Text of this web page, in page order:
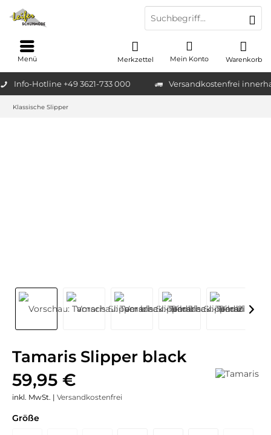
Info-Hotline +49 3621-733 000 Versandkostenfrei
Warenkorb
Merkzettel Mein Konto
Menü
Klassische Slipper
Tamaris Slipper black
59,95 €
inkl. MwSt. | Versandkostenfrei
Größe